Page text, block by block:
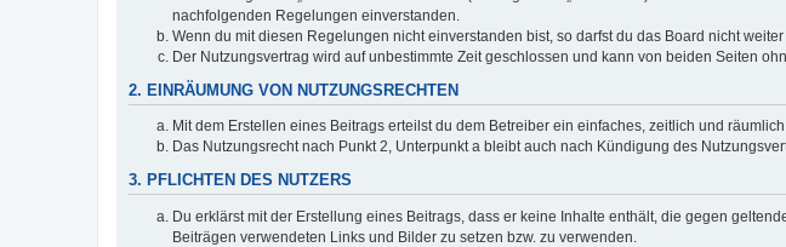
nachfolgenden Regelungen einverstanden.
Wenn du mit diesen Regelungen nicht einverstanden bist, so darfst du das Board nicht
Der Nutzungsvertrag wird auf unbestimmte Zeit geschlossen und kann von beiden Seiten
2. EINRÄUMUNG VON NUTZUNGSRECHTEN
Mit dem Erstellen eines Beitrags erteilst du dem Betreiber ein einfaches, zeitlich und
Das Nutzungsrecht nach Punkt 2, Unterpunkt a bleibt auch nach Kündigung des
3. PFLICHTEN DES NUTZERS
Du erklärst mit der Erstellung eines Beitrags, dass er keine Inhalte enthält, die gegen
Beiträgen verwendeten Links und Bilder zu setzen bzw. zu verwenden.